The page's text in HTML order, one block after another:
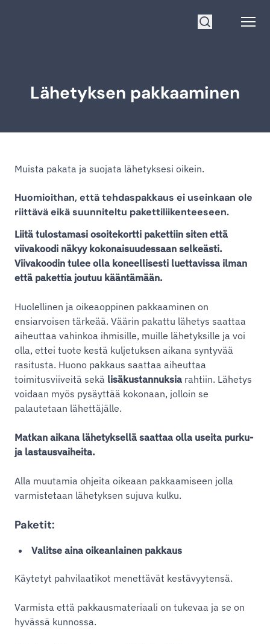
Lähetyksen pakkaaminen
Muista pakata ja suojata lähetyksesi oikein.
Huomioithan, että tehdaspakkaus ei useinkaan ole
riittävä eikä suunniteltu pakettiliikenteeseen.
Liitä tulostamasi osoitekortti pakettiin siten että
viivakoodi näkyy kokonaisuudessaan selkeästi.
Viivakoodin tulee olla koneellisesti luettavissa ilman
että pakettia joutuu kääntämään.
Huolellinen ja oikeaoppinen pakkaaminen on
ensiarvoisen tärkeää. Väärin pakattu lähetys saattaa
aiheuttaa vahinkoa ihmisille, muille lähetyksille ja voi
olla, ettei tuote kestä kuljetuksen aikana syntyvää
rasitusta. Huono pakkaus saattaa aiheuttaa
toimitusviiveitä sekä lisäkustannuksia rahtiin. Lähetys
voidaan myös pysäyttää kokonaan, jolloin se
palautetaan lähettäjälle.
Matkan aikana lähetyksellä saattaa olla useita purku-
ja lastausvaiheita.
Alla muutamia ohjeita oikeaan pakkaamiseen jolla
varmistetaan lähetyksen sujuva kulku.
Paketit:
Valitse aina oikeanlainen pakkaus
Käytetyt pahvilaatikot menettävät kestävyytensä.
Varmista että pakkausmateriaali on tukevaa ja se on
hyvässä kunnossa.